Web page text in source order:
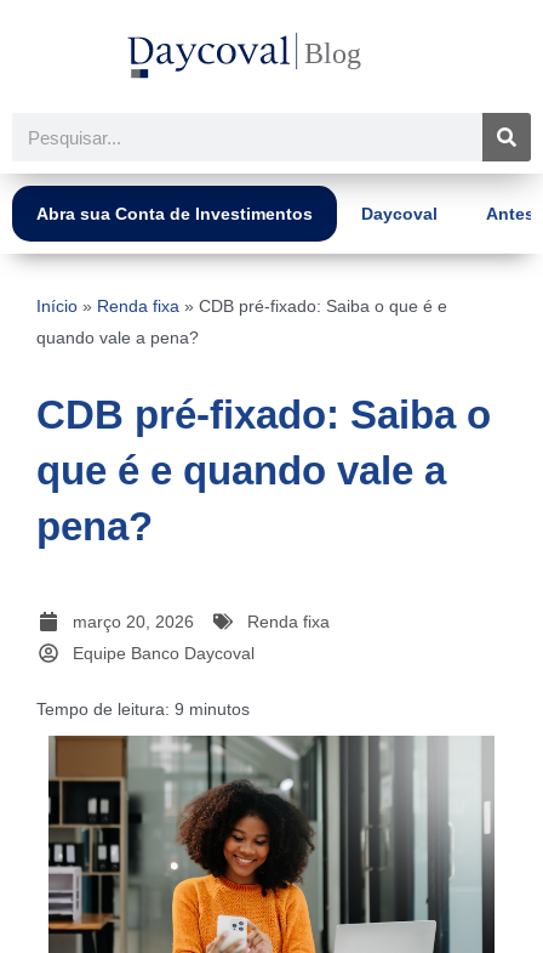
Pesquisar
Abra sua Conta de Investimentos Daycoval Antes
Início » Renda fixa » CDB pré-fixado: Saiba o que é e
quando vale a pena?
CDB pré-fixado: Saiba o
que é e quando vale a
pena?
março 20, 2026
Renda fixa
Equipe Banco Daycoval
Tempo de leitura: 9 minutos